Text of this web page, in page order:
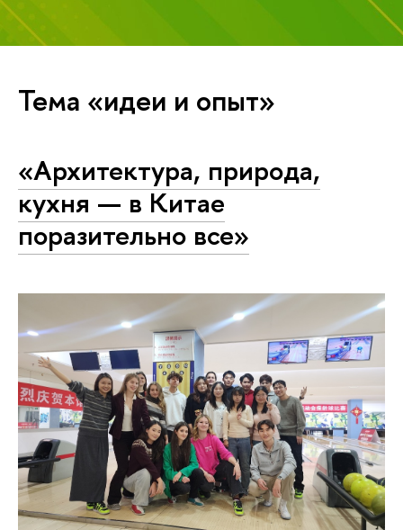
Тема «идеи и опыт»
«Архитектура, природа,
кухня — в Китае
поразительно все»